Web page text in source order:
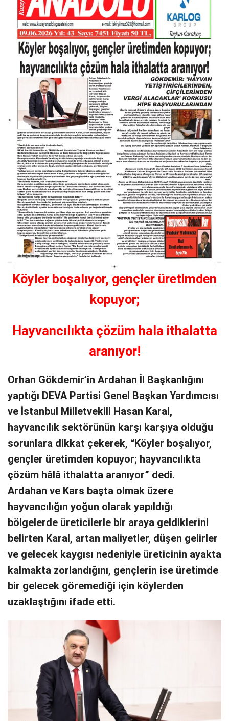
Köyler boşalıyor, gençler üretimden
kopuyor;
Hayvancılıkta çözüm hala ithalatta
aranıyor!
Orhan Gökdemir’in Ardahan İl Başkanlığını
yaptığı DEVA Partisi Genel Başkan Yardımcısı
ve İstanbul Milletvekili Hasan Karal,
hayvancılık sektörünün karşı karşıya olduğu
sorunlara dikkat çekerek, “Köyler boşalıyor,
gençler üretimden kopuyor; hayvancılıkta
çözüm hâlâ ithalatta aranıyor” dedi.
Ardahan ve Kars başta olmak üzere
hayvancılığın yoğun olarak yapıldığı
bölgelerde üreticilerle bir araya geldiklerini
belirten Karal, artan maliyetler, düşen gelirler
ve gelecek kaygısı nedeniyle üreticinin ayakta
kalmakta zorlandığını, gençlerin ise üretimde
bir gelecek göremediği için köylerden
uzaklaştığını ifade etti.